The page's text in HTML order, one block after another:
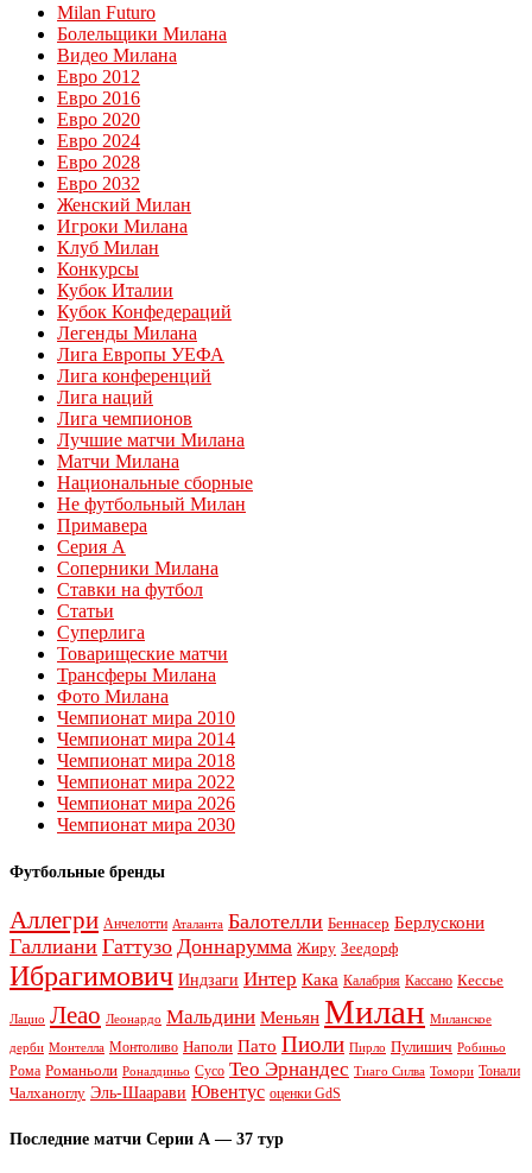
Milan Futuro
Болельщики Милана
Видео Милана
Евро 2012
Евро 2016
Евро 2020
Евро 2024
Евро 2028
Евро 2032
Женский Милан
Игроки Милана
Клуб Милан
Конкурсы
Кубок Италии
Кубок Конфедераций
Легенды Милана
Лига Европы УЕФА
Лига конференций
Лига наций
Лига чемпионов
Лучшие матчи Милана
Матчи Милана
Национальные сборные
Не футбольный Милан
Примавера
Серия А
Соперники Милана
Ставки на футбол
Статьи
Суперлига
Товарищеские матчи
Трансферы Милана
Фото Милана
Чемпионат мира 2010
Чемпионат мира 2014
Чемпионат мира 2018
Чемпионат мира 2022
Чемпионат мира 2026
Чемпионат мира 2030
Футбольные бренды
Аллегри Анчелотти Аталанта Балотелли Беннасер Берлускони
Галлиани Гаттузо Доннарумма Жиру Зеедорф
Ибрагимович Индзаги Интер Кака Калабрия Кассано Кессье
Лацио Леао Леонардо Мальдини Меньян Милан Миланское
дерби Монтелла Монтоливо Наполи Пато Пиоли Пирло Пулишич Робиньо
Рома Романьоли Роналдиньо Сусо Тео Эрнандес Тиаго Силва Томори Тонали
Чалханоглу Эль-Шаарави Ювентус оценки GdS
Последние матчи Серии А — 37 тур